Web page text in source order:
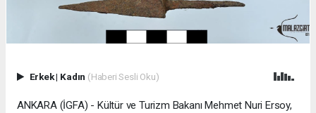
Erkek| Kadın (Haberi Sesli Oku)
ANKARA (İGFA) - Kültür ve Turizm Bakanı Mehmet Nuri Ersoy,